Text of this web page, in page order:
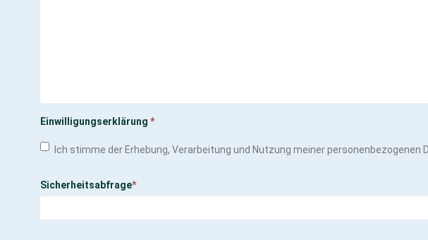
Einwilligungserklärung *
Ich stimme der Erhebung, Verarbeitung und Nutzung meiner
Sicherheitsabfrage*